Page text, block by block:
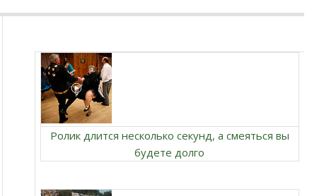
Ролик длится несколько секунд, а смеяться вы
будете долго